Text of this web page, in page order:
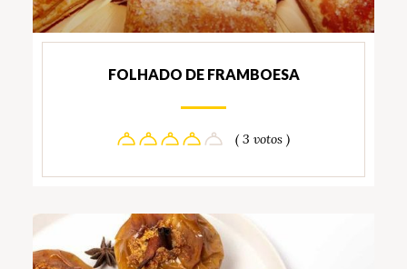
FOLHADO DE FRAMBOESA
( 3 votos )